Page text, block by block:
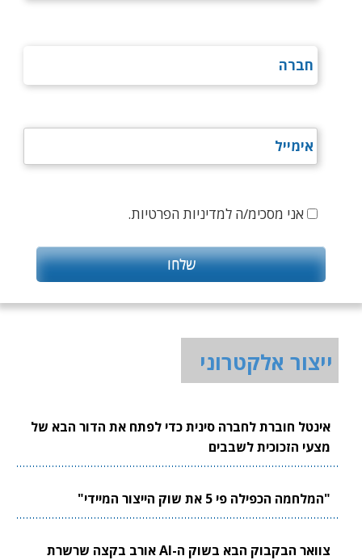
אני מסכימ/ה למדיניות הפרטיות.
ייצור אלקטרוני
אינטל חוברת לחברה סינית כדי לפתח את הדור הבא של
מצעי הזכוכית לשבבים
"המלחמה הכפילה פי 5 את שוק הייצור המיידי"
צוואר הבקבוק הבא בשוק ה-AI אורב בקצה שרשרת